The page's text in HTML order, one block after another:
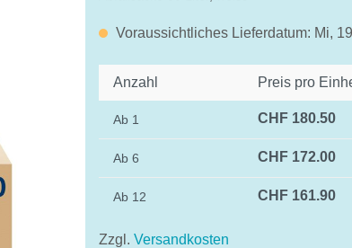
Voraussichtliches Lieferdatum: Mi,
Anzahl Preis pro
Ab 1 CHF 180.50
Ab 6 CHF 172.00
Ab 12 CHF 161.90
Zzgl. Versandkosten